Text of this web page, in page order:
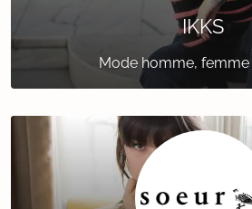
IKKS
Mode homme, femme